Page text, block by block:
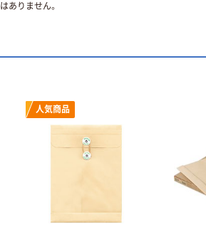
ありません。
人気商品